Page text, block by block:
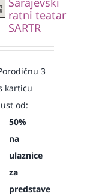
ratni teatar
SARTR
3
karticu
od:
50%
na
ulaznice
za
predstave